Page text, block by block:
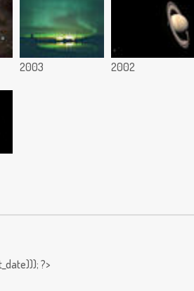
2003 2002
?>